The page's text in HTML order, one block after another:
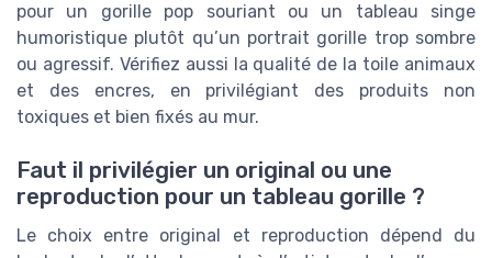
pour un gorille pop souriant ou un tableau singe
humoristique plutôt qu’un portrait gorille trop sombre
ou agressif. Vérifiez aussi la qualité de la toile animaux
et des encres, en privilégiant des produits non
toxiques et bien fixés au mur.
Faut il privilégier un original ou une
reproduction pour un tableau gorille ?
Le choix entre original et reproduction dépend du